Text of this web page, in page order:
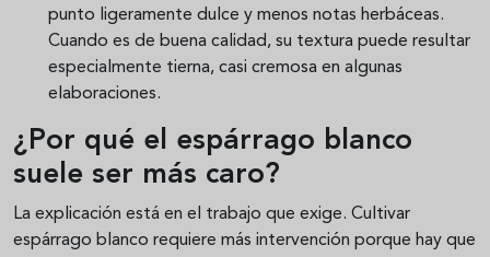
punto ligeramente dulce y menos notas herbáceas.
Cuando es de buena calidad, su textura puede resultar
especialmente tierna, casi cremosa en algunas
elaboraciones.
¿Por qué el espárrago blanco
suele ser más caro?
La explicación está en el trabajo que exige. Cultivar
espárrago blanco requiere más intervención porque hay que